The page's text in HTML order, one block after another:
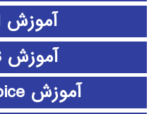
آموزش ePLAN
آموزش ETABS
آموزش expert choice